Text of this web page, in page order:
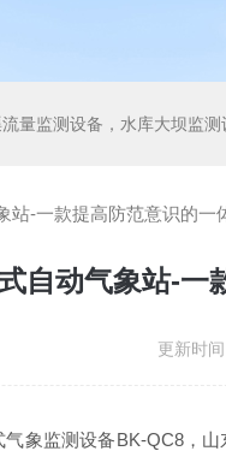
量监测设备，水库大坝监
站-一款提高防范意识的一
自动气象站-一
更新时
象监测设备BK-QC8，